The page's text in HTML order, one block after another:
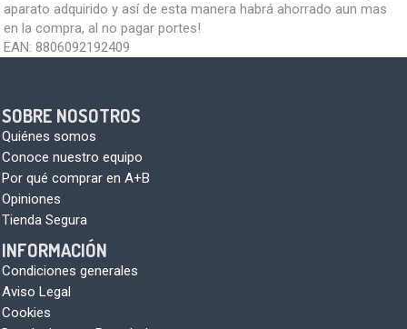
aparato adquirido y así de esta manera habrá ahorrado aun mas
en la compra, al no pagar portes!
EAN: 8806092192409
SOBRE NOSOTROS
Quiénes somos
Conoce nuestro equipo
Por qué comprar en A+B
Opiniones
Tienda Segura
INFORMACIÓN
Condiciones generales
Aviso Legal
Cookies